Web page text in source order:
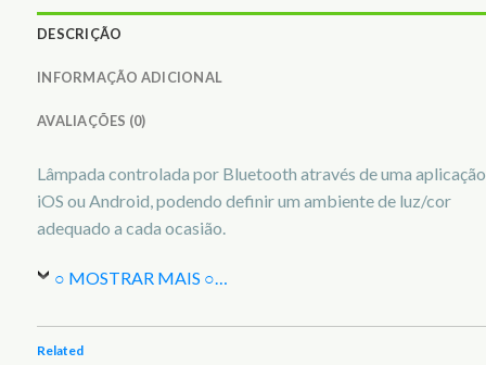
DESCRIÇÃO
INFORMAÇÃO ADICIONAL
AVALIAÇÕES (0)
Lâmpada controlada por Bluetooth através de uma aplicação
iOS ou Android, podendo definir um ambiente de luz/cor
adequado a cada ocasião.
○ MOSTRAR MAIS ○
Related